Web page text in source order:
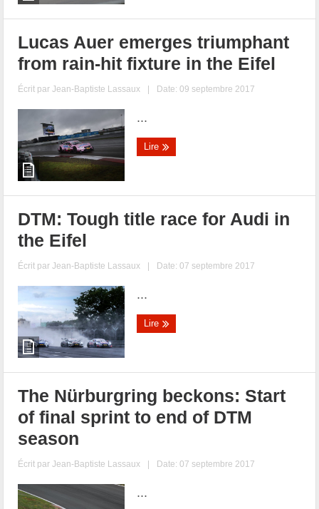
Lucas Auer emerges triumphant
from rain-hit fixture in the Eifel
Écrit parJean-Baptiste Lassaux | Date: 09 septembre 2017
...
Lire
DTM: Tough title race for Audi in
the Eifel
Écrit parJean-Baptiste Lassaux | Date: 07 septembre 2017
...
Lire
The Nürburgring beckons: Start
of final sprint to end of DTM
season
Écrit parJean-Baptiste Lassaux | Date: 07 septembre 2017
...